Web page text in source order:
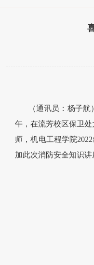
（通讯员：杨子航
午，在流芳校区保卫处
师，机电工程学院
加此次消防安全知识